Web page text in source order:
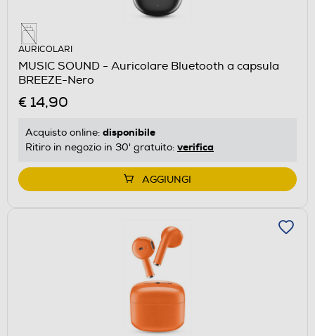
AURICOLARI
MUSIC SOUND - Auricolare Bluetooth a capsula
BREEZE-Nero
€ 14,90
Acquisto online: disponibile
Ritiro in negozio in 30' gratuito: verifica
AGGIUNGI